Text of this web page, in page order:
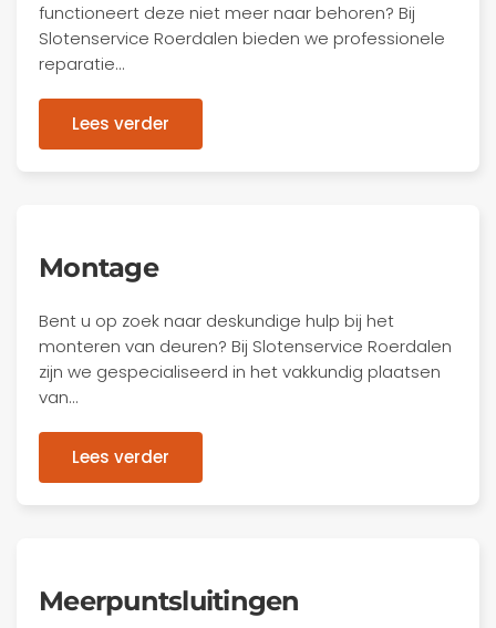
functioneert deze niet meer naar behoren? Bij
Slotenservice Roerdalen bieden we professionele
reparatie…
Lees verder
Montage
Bent u op zoek naar deskundige hulp bij het
monteren van deuren? Bij Slotenservice Roerdalen
zijn we gespecialiseerd in het vakkundig plaatsen
van…
Lees verder
Meerpuntsluitingen